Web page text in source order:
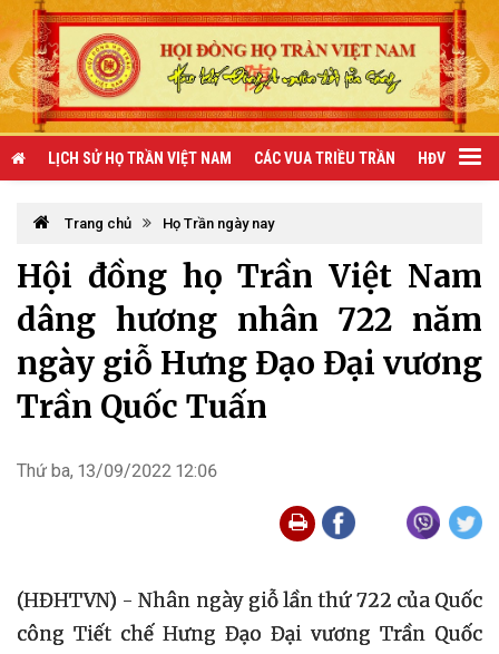
LỊCH SỬ HỌ TRẦN VIỆT NAM CÁC VUA TRIỀU TRẦN HĐV TRẦN
Trang chủ Họ Trần ngày nay
Hội đồng họ Trần Việt Nam
dâng hương nhân 722 năm
ngày giỗ Hưng Đạo Đại vương
Trần Quốc Tuấn
Thứ ba, 13/09/2022 12:06
(HĐHTVN) - Nhân ngày giỗ lần thứ 722 của Quốc
công Tiết chế Hưng Đạo Đại vương Trần Quốc